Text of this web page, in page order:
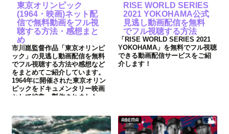
東京オリンピック
(1964・映画)ネット配
信で無料動画をフル視
聴する方法・感想まと
め
市川崑監督作品「東京オリンピ
ック」の見逃し動画配信を無料
でフル視聴する方法や感想など
をまとめてご紹介しています。
1964年に開催された東京オリン
ピックをドキュメンタリー映画
として編集・製作されました。
RISE WORLD SERIES
2021 YOKOHAMA公式
見逃し動画配信を無料
でフル視聴する方法
「RISE WORLD SERIES 2021
YOKOHAMA」を無料でフル視聴
できる動画配信サービスをご紹
介します！